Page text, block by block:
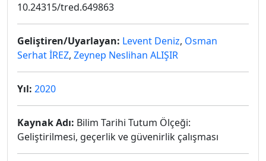
10.24315/tred.649863
Geliştiren/Uyarlayan: Levent Deniz, Osman
Serhat İREZ, Zeynep Neslihan ALIŞIR
Yıl: 2020
Kaynak Adı: Bilim Tarihi Tutum Ölçeği:
Geliştirilmesi, geçerlik ve güvenirlik çalışması